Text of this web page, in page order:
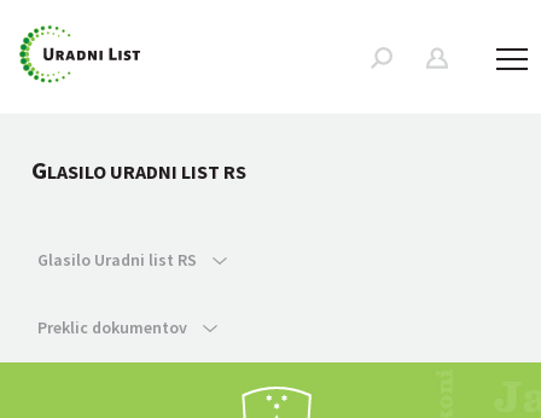
GLASILO URADNI LIST RS
Glasilo Uradni list RS
Preklic dokumentov